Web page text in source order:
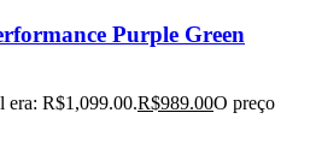
Purple Green
era: R$1,099.00.R$989.00O preço